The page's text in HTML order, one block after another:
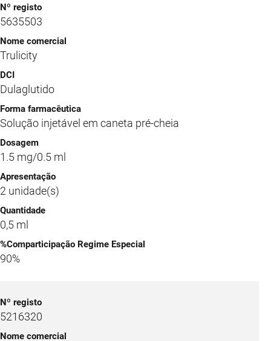
5635503
Trulicity
Dulaglutido
Solução injetável em caneta pré-cheia
1.5 mg/0.5 ml
2 unidade(s)
0,5 ml
90%
5216320